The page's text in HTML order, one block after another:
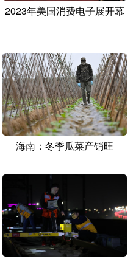
云南 西藏
黑龙江
Français عربى
2023年美国消费电子展开幕
海南：冬季瓜菜产销旺